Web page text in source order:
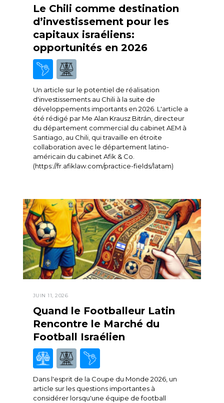
Le Chili comme destination
d’investissement pour les
capitaux israéliens:
opportunités en 2026
Un article sur le potentiel de réalisation
d'investissements au Chili à la suite de
développements importants en 2026. L'article a
été rédigé par Me Alan Krausz Bitrán, directeur
du département commercial du cabinet AEM à
Santiago, au Chili, qui travaille en étroite
collaboration avec le département latino-
américain du cabinet Afik & Co.
(https://fr.afiklaw.com/practice-fields/latam)
JUIN 11, 2026
Quand le Footballeur Latin
Rencontre le Marché du
Football Israélien
Dans l'esprit de la Coupe du Monde 2026, un
article sur les questions importantes à
considérer lorsqu'une équipe de football